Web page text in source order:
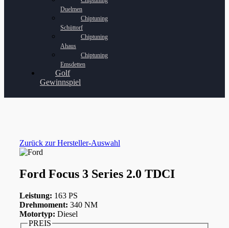
Duelmen
Chiptuning
Schüttorf
Chiptuning
Ahaus
Chiptuning
Emsdetten
Golf
Gewinnspiel
Zurück zur Hersteller-Auswahl
Ford Focus 3 Series 2.0 TDCI
Leistung: 163 PS
Drehmoment: 340 NM
Motortyp: Diesel
PREIS